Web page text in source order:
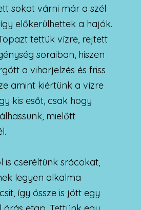
sokat várni már a szél
előkerülhettek a hajók.
tettük vízre, rejtett
soraiban, hiszen
a viharjelzés és friss
amint kiértünk a vízre
kis esőt, csak hogy
mielőtt
cseréltünk srácokat,
legyen alkalma
így össze is jött egy